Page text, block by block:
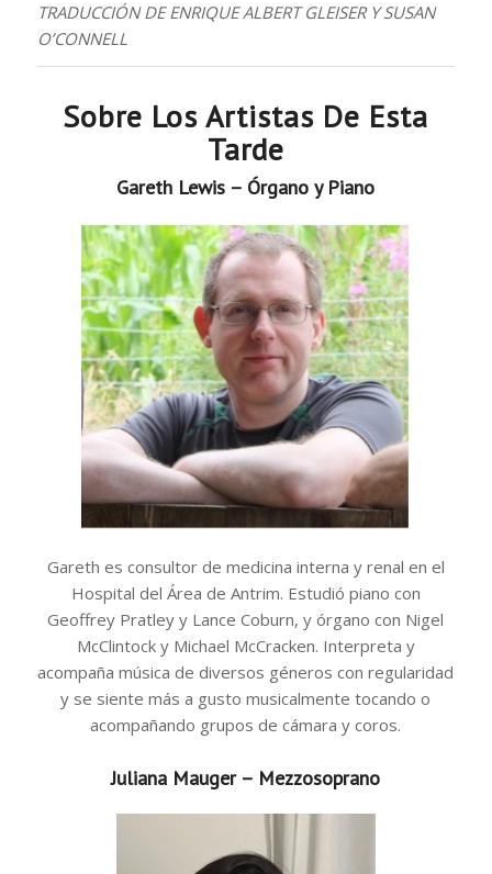
TRADUCCIÓN DE ENRIQUE ALBERT GLEISER Y SUSAN
O’CONNELL
Sobre Los Artistas De Esta
Tarde
Gareth Lewis – Órgano y Piano
Gareth es consultor de medicina interna y renal en el
Hospital del Área de Antrim. Estudió piano con
Geoffrey Pratley y Lance Coburn, y órgano con Nigel
McClintock y Michael McCracken. Interpreta y
acompaña música de diversos géneros con regularidad
y se siente más a gusto musicalmente tocando o
acompañando grupos de cámara y coros.
Juliana Mauger – Mezzosoprano